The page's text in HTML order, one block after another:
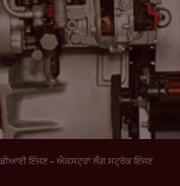
ਡੀਆਈ ਇੰਜਣ - ਐਕਸਟ੍ਰਾ ਲੋੰਗ ਸਟ੍ਰੋਕ ਇੰਜਣ